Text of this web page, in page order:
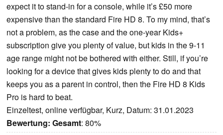
expect it to stand-in for a console, while it’s £50 more
expensive than the standard Fire HD 8. To my mind, that’s
not a problem, as the case and the one-year Kids+
subscription give you plenty of value, but kids in the 9-11
age range might not be bothered with either. Still, if you’re
looking for a device that gives kids plenty to do and that
keeps you as a parent in control, then the Fire HD 8 Kids
Pro is hard to beat.
Einzeltest, online verfügbar, Kurz, Datum: 31.01.2023
Bewertung: Gesamt: 80%